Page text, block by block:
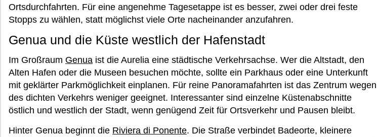
Ortsdurchfahrten. Für eine angenehme Tagesetappe ist es besser, zwei oder drei feste
Stopps zu wählen, statt möglichst viele Orte nacheinander anzufahren.
Genua und die Küste westlich der Hafenstadt
Im Großraum Genua ist die Aurelia eine städtische Verkehrsachse. Wer die Altstadt, den
Alten Hafen oder die Museen besuchen möchte, sollte ein Parkhaus oder eine Unterkunft
mit geklärter Parkmöglichkeit einplanen. Für reine Panoramafahrten ist das Zentrum wegen
des dichten Verkehrs weniger geeignet. Interessanter sind einzelne Küstenabschnitte
östlich und westlich der Stadt, wenn genügend Zeit für Ortsverkehr und Pausen bleibt.
Hinter Genua beginnt die Riviera di Ponente. Die Straße verbindet Badeorte, kleinere